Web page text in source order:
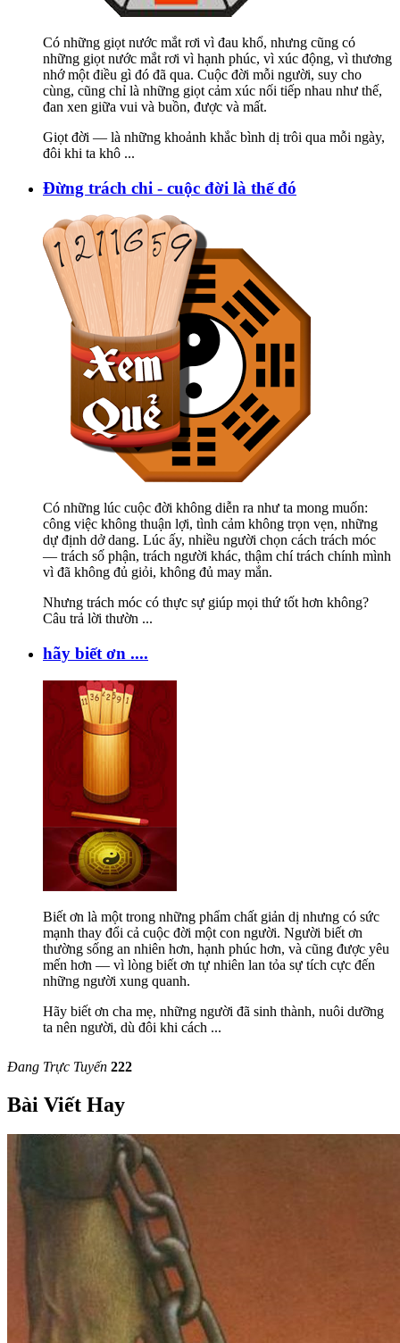
Có những giọt nước mắt rơi vì đau khổ, nhưng cũng có
những giọt nước mắt rơi vì hạnh phúc, vì xúc động, vì thương
nhớ một điều gì đó đã qua. Cuộc đời mỗi người, suy cho
cùng, cũng chỉ là những giọt cảm xúc nối tiếp nhau như thế,
đan xen giữa vui và buồn, được và mất.
Giọt đời — là những khoảnh khắc bình dị trôi qua mỗi ngày,
đôi khi ta khô ...
Đừng trách chi - cuộc đời là thế đó
Có những lúc cuộc đời không diễn ra như ta mong muốn:
công việc không thuận lợi, tình cảm không trọn vẹn, những
dự định dở dang. Lúc ấy, nhiều người chọn cách trách móc
— trách số phận, trách người khác, thậm chí trách chính mình
vì đã không đủ giỏi, không đủ may mắn.
Nhưng trách móc có thực sự giúp mọi thứ tốt hơn không?
Câu trả lời thườn ...
hãy biết ơn ....
Biết ơn là một trong những phẩm chất giản dị nhưng có sức
mạnh thay đổi cả cuộc đời một con người. Người biết ơn
thường sống an nhiên hơn, hạnh phúc hơn, và cũng được yêu
mến hơn — vì lòng biết ơn tự nhiên lan tỏa sự tích cực đến
những người xung quanh.
Hãy biết ơn cha mẹ, những người đã sinh thành, nuôi dưỡng
ta nên người, dù đôi khi cách ...
Đang Trực Tuyến 222
Bài Viết Hay